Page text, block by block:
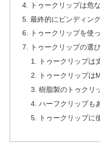
トゥークリップは危
最終的にビンディン
トゥークリップを使
トゥークリップの選
トゥークリップは
トゥークリップは
樹脂製のトゥクリ
ハーフクリップも
トゥークリップに